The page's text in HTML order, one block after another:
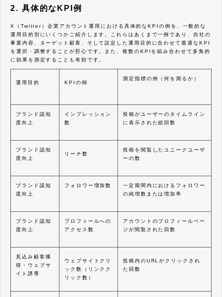
2. 具体的なKPI例
X（Twitter）企業アカウント運用における具体的なKPIの例を、一般的な
運用目的別にいくつかご紹介します。これらはあくまで一例であり、自社の
事業内容、ターゲット顧客、そして設定した運用目的に合わせて最適なKPI
を選択・調整することが肝心です。また、複数のKPIを組み合わせて多角的
に効果を測定することも有効です。
運用目的 KPIの例
測定指標の例（何を測るか）
ブランド認知
度向上
インプレッション
数
投稿がユーザーのタイムライン
に表示された総回数
ブランド認知
度向上
リーチ数
投稿を閲覧したユニークユーザ
ーの数
ブランド認知
度向上
フォロワー増加数
一定期間内におけるフォロワー
の純増数または増加率
ブランド認知
度向上
プロフィールへの
アクセス数
アカウントのプロフィールペー
ジが閲覧された回数
見込み顧客獲
得・ウェブサ
イト誘導
ウェブサイトクリ
ック数（リンクク
リック数）
投稿内のURLがクリックされ
た回数